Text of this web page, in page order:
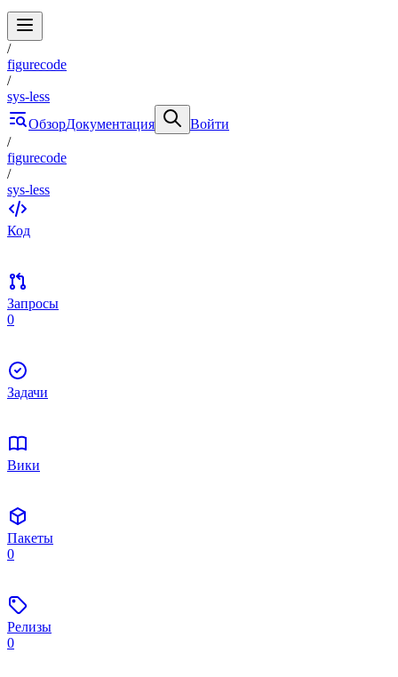
/
figurecode
/
sys-less
ОбзорДокументация
Войти
/
figurecode
/
sys-less
Код
Запросы
0
Задачи
Вики
Пакеты
0
Релизы
0